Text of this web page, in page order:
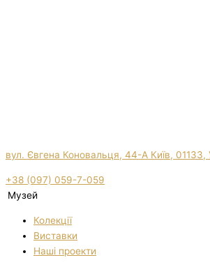
вул. Євгена Коновальця, 44-А Київ, 01133,
+38 (097) 059-7-059
Музей
Колекції
Виставки
Нашi проекти